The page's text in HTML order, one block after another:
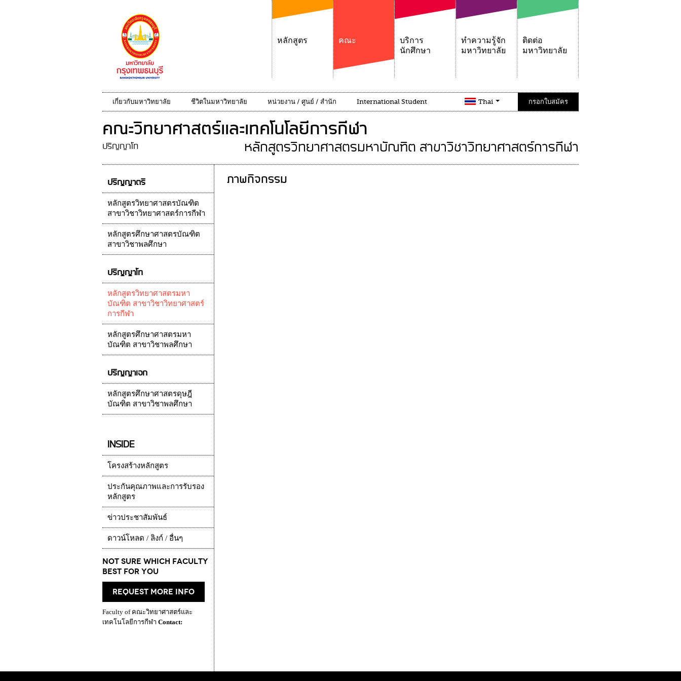
หลักสูตร คณะ
บริการ
นักศึกษา
ทำความรู้จัก
มหาวิทยาลัย
ติดต่อ
มหาวิทยาลัย
เกี่ยวกับมหาวิทยาลัย ชีวิตในมหาวิทยาลัย หน่วยงาน / ศูนย์ / สำนัก International Student Thai กรอกใบสมัคร
คณะวิทยาศาสตร์และเทคโนโลยีการกีฬา
ปริญญาโท หลักสูตรวิทยาศาสตรมหาบัณฑิต สาขาวิชาวิทยาศาสตร์การกีฬา
ภาพกิจกรรม
ปริญญาตรี
หลักสูตรวิทยาศาสตรบัณฑิต
สาขาวิชาวิทยาศาสตร์การกีฬา
หลักสูตรศึกษาศาสตรบัณฑิต
สาขาวิชาพลศึกษา
ปริญญาโท
หลักสูตรวิทยาศาสตรมหา
บัณฑิต สาขาวิชาวิทยาศาสตร์
การกีฬา
หลักสูตรศึกษาศาสตรมหา
บัณฑิต สาขาวิชาพลศึกษา
ปริญญาเอก
หลักสูตรศึกษาศาสตรดุษฎี
บัณฑิต สาขาวิชาพลศึกษา
INSIDE
โครงสร้างหลักสูตร
ประกันคุณภาพและการรับรอง
หลักสูตร
ข่าวประชาสัมพันธ์
ดาวน์โหลด / ลิงก์ / อื่นๆ
Not Sure which Faculty
best for you
request more info
Faculty of คณะวิทยาศาสตร์และ
เทคโนโลยีการกีฬา Contact: